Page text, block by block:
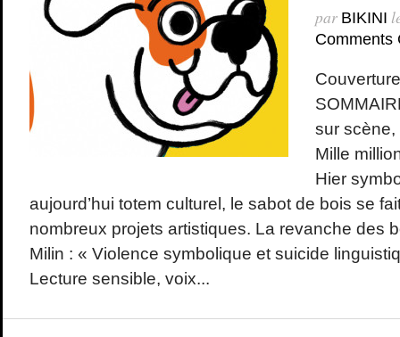
par BIKINI
Comments
sur
Mille
Hier
aujourd’hui totem culturel, le sabot de bois se
nombreux projets artistiques. La revanche des
Milin : « Violence symbolique et suicide
Lecture sensible, voix...